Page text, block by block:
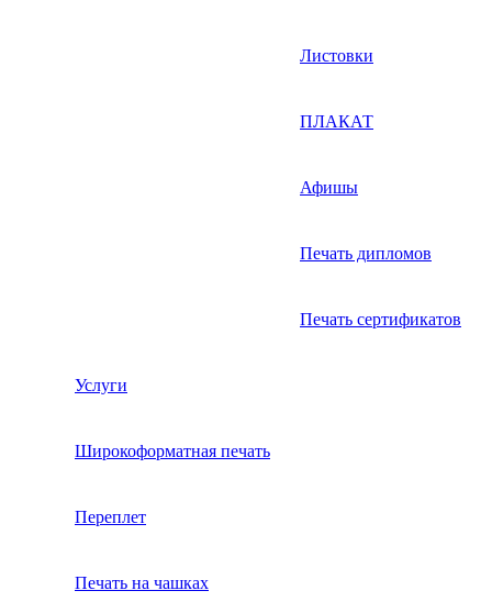
Листовки
ПЛАКАТ
Афишы
Печать дипломов
Печать сертификатов
Услуги
Широкоформатная печать
Переплет
Печать на чашках